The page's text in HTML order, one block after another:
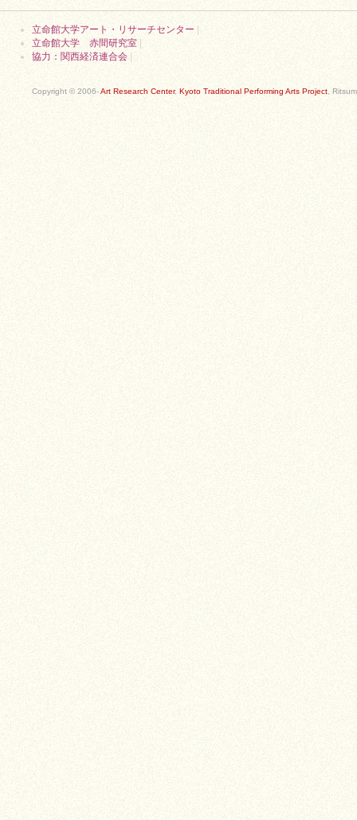
立命館大学アート・リサーチセンター
立命館大学 赤間研究室
協力：関西経済連合会
Copyright © 2006-Art Research Center, Kyoto Traditional Performing Arts Project ,